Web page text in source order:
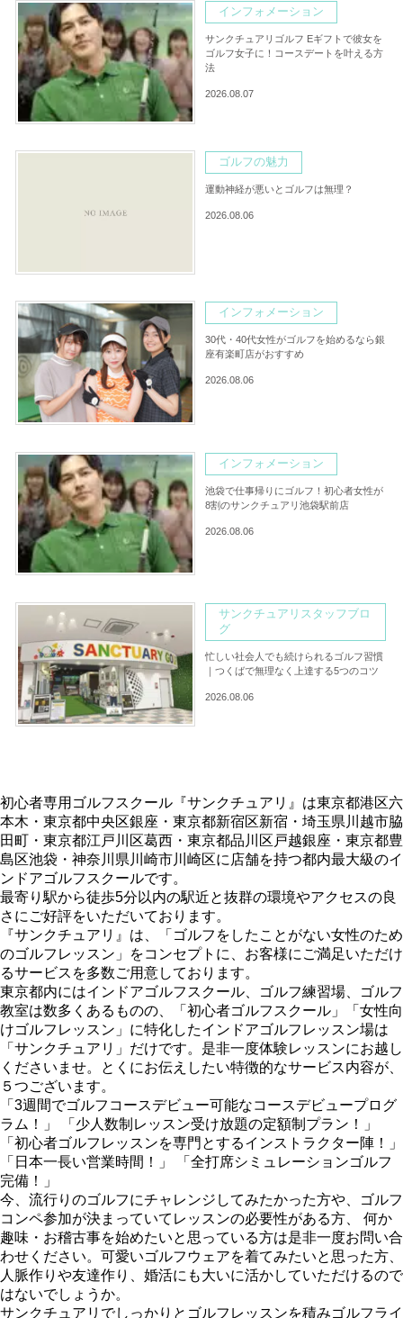
インフォメーション
サンクチュアリゴルフ Eギフトで彼女を
ゴルフ女子に！コースデートを叶える方
法
2026.08.07
ゴルフの魅力
運動神経が悪いとゴルフは無理？
2026.08.06
インフォメーション
30代・40代女性がゴルフを始めるなら銀
座有楽町店がおすすめ
2026.08.06
インフォメーション
池袋で仕事帰りにゴルフ！初心者女性が
8割のサンクチュアリ池袋駅前店
2026.08.06
サンクチュアリスタッフブロ
グ
忙しい社会人でも続けられるゴルフ習慣
｜つくばで無理なく上達する5つのコツ
2026.08.06
初心者専用ゴルフスクール『サンクチュアリ』は東京都港区六
本木・東京都中央区銀座・東京都新宿区新宿・埼玉県川越市脇
田町・東京都江戸川区葛西・東京都品川区戸越銀座・東京都豊
島区池袋・神奈川県川崎市川崎区に店舗を持つ都内最大級のイ
ンドアゴルフスクールです。
最寄り駅から徒歩5分以内の駅近と抜群の環境やアクセスの良
さにご好評をいただいております。
『サンクチュアリ』は、「ゴルフをしたことがない女性のため
のゴルフレッスン」をコンセプトに、お客様にご満足いただけ
るサービスを多数ご用意しております。
東京都内にはインドアゴルフスクール、ゴルフ練習場、ゴルフ
教室は数多くあるものの、「初心者ゴルフスクール」「女性向
けゴルフレッスン」に特化したインドアゴルフレッスン場は
「サンクチュアリ」だけです。是非一度体験レッスンにお越し
くださいませ。とくにお伝えしたい特徴的なサービス内容が、
５つございます。
「3週間でゴルフコースデビュー可能なコースデビュープログ
ラム！」 「少人数制レッスン受け放題の定額制プラン！」
「初心者ゴルフレッスンを専門とするインストラクター陣！」
「日本一長い営業時間！」 「全打席シミュレーションゴルフ
完備！」
今、流行りのゴルフにチャレンジしてみたかった方や、ゴルフ
コンペ参加が決まっていてレッスンの必要性がある方、 何か
趣味・お稽古事を始めたいと思っている方は是非一度お問い合
わせください。可愛いゴルフウェアを着てみたいと思った方、
人脈作りや友達作り、婚活にも大いに活かしていただけるので
はないでしょうか。
サンクチュアリでしっかりとゴルフレッスンを積みゴルフライ